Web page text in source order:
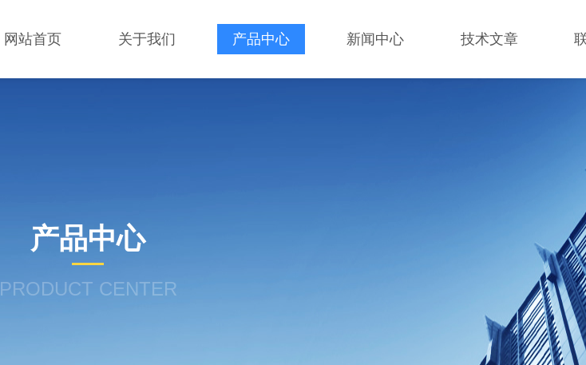
网站首页 关于我们 产品中心 新闻中心 技术文章
产品中心
PRODUCT CENTER